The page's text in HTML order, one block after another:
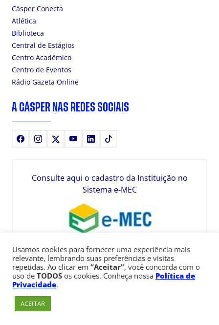
Cásper Conecta
Atlética
Biblioteca
Central de Estágios
Centro Acadêmico
Centro de Eventos
Rádio Gazeta Online
A CÁSPER NAS REDES SOCIAIS
FacebookInstagram YoutubeLinkedIn
Consulte aqui o cadastro da Instituição no
Sistema e-MEC
Usamos cookies para fornecer uma experiência mais
relevante, lembrando suas preferências e visitas
repetidas. Ao clicar em “Aceitar”, você concorda com o
uso de TODOS os cookies. Conheça nossa Política de
Privacidade.
ACEITAR